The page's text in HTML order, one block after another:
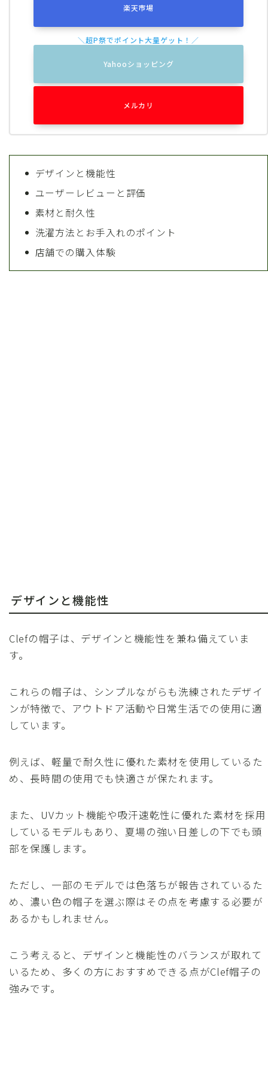
楽天市場
Yahooショッピング
メルカリ
デザインと機能性
ユーザーレビューと評価
素材と耐久性
洗濯方法とお手入れのポイント
店舗での購入体験
デザインと機能性
Clefの帽子は、デザインと機能性を兼ね備えていま
す。
これらの帽子は、シンプルながらも洗練されたデザイ
ンが特徴で、アウトドア活動や日常生活での使用に適
しています。
例えば、軽量で耐久性に優れた素材を使用しているた
め、長時間の使用でも快適さが保たれます。
また、UVカット機能や吸汗速乾性に優れた素材を採用
しているモデルもあり、夏場の強い日差しの下でも頭
部を保護します。
ただし、一部のモデルでは色落ちが報告されているた
め、濃い色の帽子を選ぶ際はその点を考慮する必要が
あるかもしれません。
こう考えると、デザインと機能性のバランスが取れて
いるため、多くの方におすすめできる点がClef帽子の
強みです。